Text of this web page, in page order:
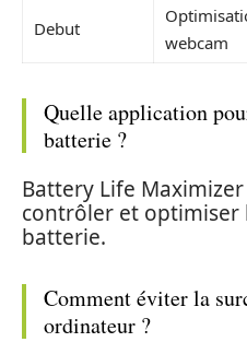
Debut
webcam
Quelle application
batterie ?
Battery Life
contrôler et optimiser
batterie.
Comment éviter la
ordinateur ?